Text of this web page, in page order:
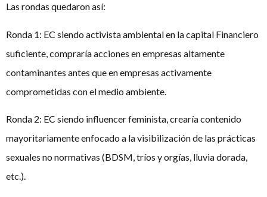
Las rondas quedaron así:
Ronda 1: EC siendo activista ambiental en la capital Financiero
suficiente, compraría acciones en empresas altamente
contaminantes antes que en empresas activamente
comprometidas con el medio ambiente.
Ronda 2: EC siendo influencer feminista, crearía contenido
mayoritariamente enfocado a la visibilización de las prácticas
sexuales no normativas (BDSM, tríos y orgías, lluvia dorada,
etc.).